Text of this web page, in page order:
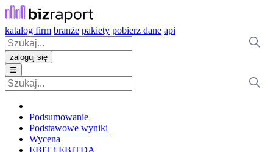
katalog firm branże pakiety pobierz dane api
zaloguj się
☰
Podsumowanie
Podstawowe wyniki
Wycena
EBIT i EBITDA